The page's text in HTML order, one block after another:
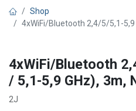
Shop
4xWiFi/Bluetooth 2,4/5/5,1-5,9
4xWiFi/Bluetooth
/ 5,1-5,9 GHz), 3m,
2J